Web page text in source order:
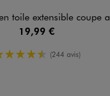
coupe ajustée femme grande taille
19,99 €
4.5/5 de moyenne
(244 avis)